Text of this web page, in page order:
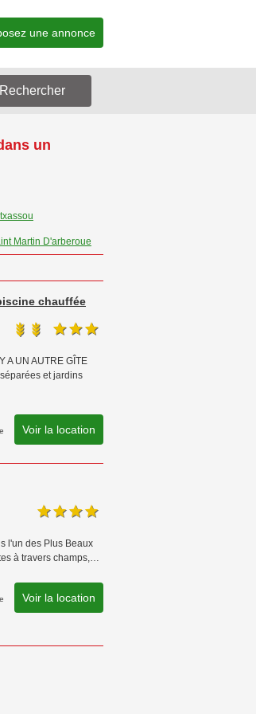
une annonce
Rechercher
un
Martin D'arberoue
chauffée
A UN AUTRE GÎTE
et jardins
Voir la location
l'un des Plus Beaux
à travers champs,…
Voir la location